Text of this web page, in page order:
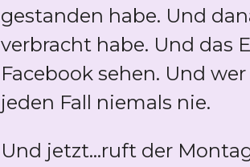
gestanden habe. Und
verbracht habe. Und das
Facebook sehen. Und
jeden Fall niemals nie.
Und jetzt...ruft der